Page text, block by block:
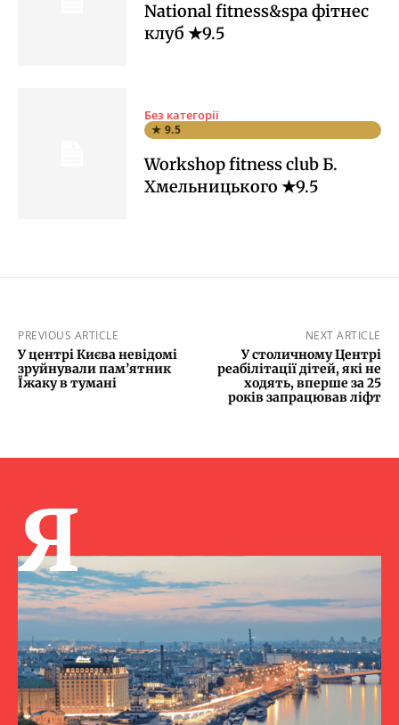
National fitness&spa фітнес
клуб ★9.5
Без категорії
★ 9.5
Workshop fitness club Б.
Хмельницького ★9.5
PREVIOUS ARTICLE
У центрі Києва невідомі
зруйнували пам’ятник
Їжаку в тумані
NEXT ARTICLE
У столичному Центрі
реабілітації дітей, які не
ходять, вперше за 25
років запрацював ліфт
Я